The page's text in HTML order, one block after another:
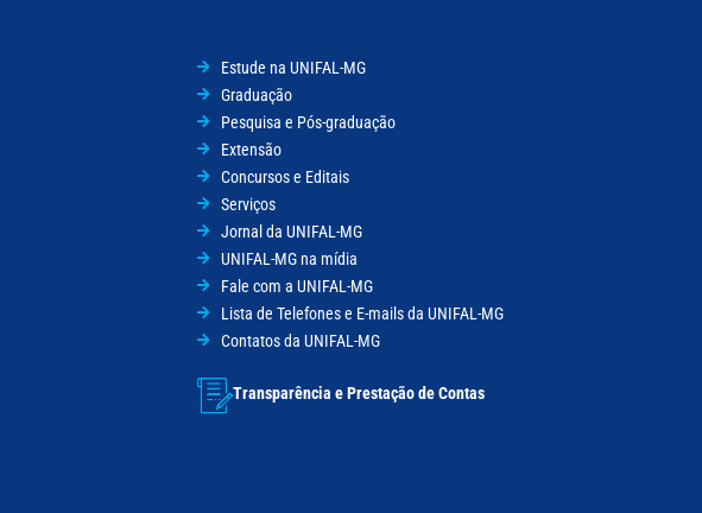
Estude na UNIFAL-MG
Graduação
Pesquisa e Pós-graduação
Extensão
Concursos e Editais
Serviços
Jornal da UNIFAL-MG
UNIFAL-MG na mídia
Fale com a UNIFAL-MG
Lista de Telefones e E-mails da UNIFAL-MG
Contatos da UNIFAL-MG
Transparência e Prestação de Contas